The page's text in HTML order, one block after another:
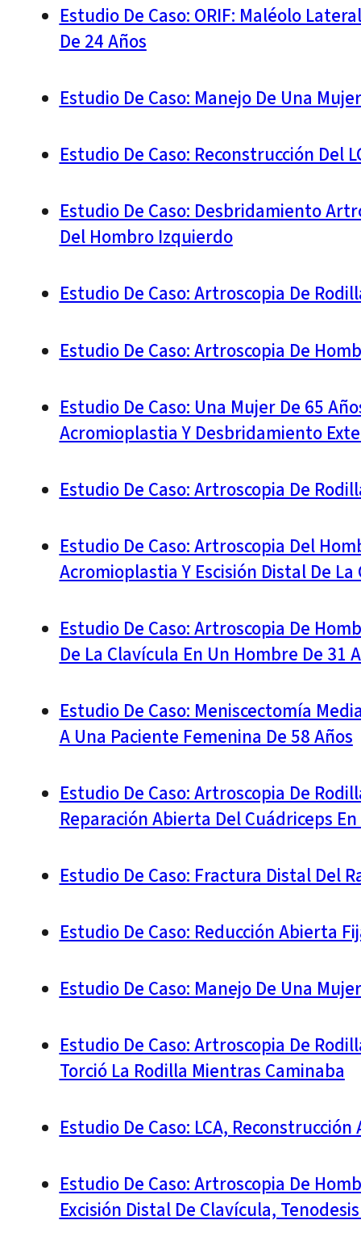
Estudio De Caso: ORIF: Maléolo
De 24 Años
Estudio De Caso: Manejo De Una
Estudio De Caso: Reconstrucción Del
Estudio De Caso: Desbridamiento
Del Hombro Izquierdo
Estudio De Caso: Artroscopia De
Estudio De Caso: Artroscopia De
Estudio De Caso: Una Mujer De 65
Acromioplastia Y Desbridamiento
Estudio De Caso: Artroscopia De
Estudio De Caso: Artroscopia Del
Acromioplastia Y Escisión Distal De
Estudio De Caso: Artroscopia De
De La Clavícula En Un Hombre De 31
Estudio De Caso: Meniscectomía
A Una Paciente Femenina De 58 Años
Estudio De Caso: Artroscopia De
Reparación Abierta Del Cuádriceps
Estudio De Caso: Fractura Distal Del
Estudio De Caso: Reducción Abierta
Estudio De Caso: Manejo De Una
Estudio De Caso: Artroscopia De
Torció La Rodilla Mientras Caminaba
Estudio De Caso: LCA,
Estudio De Caso: Artroscopia De
Excisión Distal De Clavícula,